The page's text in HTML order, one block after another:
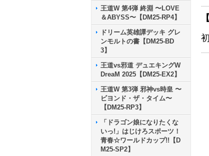
王道W 第4弾 終淵 〜LOVE
＆ABYSS〜【DM25-RP4】
ドリーム英雄譚デッキ グレ
ンモルトの書【DM25-BD
3】
王道vs邪道 デュエキングW
DreaM 2025【DM25-EX2】
王道W 第3弾 邪神vs時皇 〜
ビヨンド・ザ・タイム〜
【DM25-RP3】
「ドラゴン娘になりたくな
いっ!」はじけろスポーツ！
青春☆ワールドカップ!!【D
M25-SP2】